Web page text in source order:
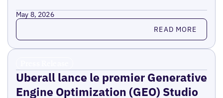
May 8, 2026
Read more READ MORE
Uberall lance le premier Generative
Engine Optimization (GEO) Studio